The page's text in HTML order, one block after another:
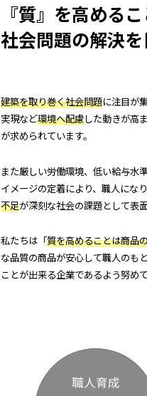
『質』を高める
社会問題の解決
建築を取り巻く社会問題に注目が
実現など環境へ配慮した動きが高
が求められています。
また厳しい労働環境、低い給与水
イメージの定着により、職人にな
不足が深刻な社会の課題として表
私たちは「質を高めることは商品
な品質の商品が安心して職人のも
ことが出来る企業であるよう努めて